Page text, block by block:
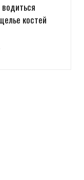
костей